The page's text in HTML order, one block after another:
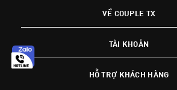
VỀ COUPLE TX
TÀI KHOẢN
HỖ TRỢ KHÁCH HÀNG